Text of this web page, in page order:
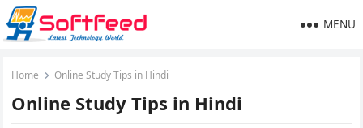
MENU
Home Online Study Tips in Hindi
Online Study Tips in Hindi